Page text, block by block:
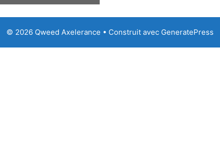
© 2026 Qweed Axelerance • Construit avec GeneratePress